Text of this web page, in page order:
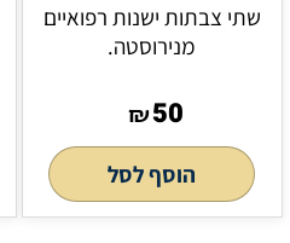
שתי צבתות ישנות רפואיים
מנירוסטה.
₪50
הוסף לסל